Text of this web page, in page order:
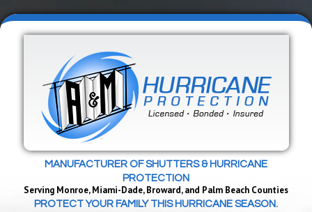
MANUFACTURER OF SHUTTERS & HURRICANE
PROTECTION
Serving Monroe, Miami-Dade, Broward, and Palm Beach Counties
PROTECT YOUR FAMILY THIS HURRICANE SEASON.